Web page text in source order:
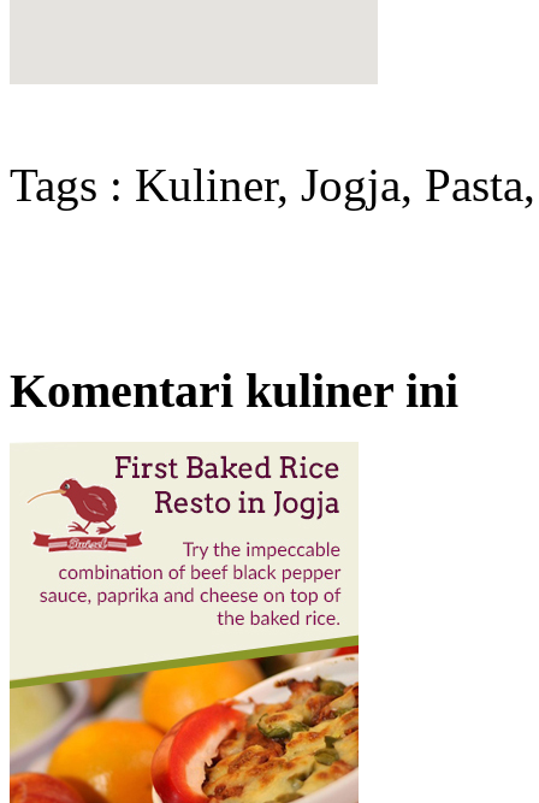
Tags : Kuliner, Jogja,
Komentari kuliner ini